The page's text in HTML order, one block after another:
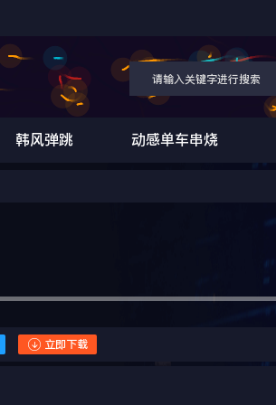
韩风弹跳 动感单车串烧
 立即下载